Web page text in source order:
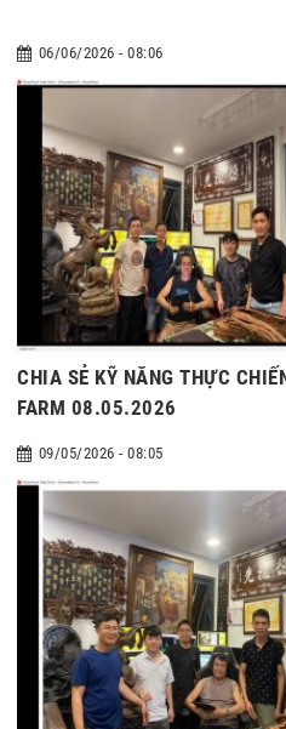
06/06/2026 - 08:06
CHIA SẺ KỸ NĂNG THỰC
FARM 08.05.2026
09/05/2026 - 08:05